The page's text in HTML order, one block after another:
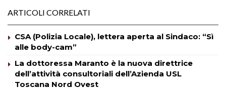
ARTICOLI CORRELATI
CSA (Polizia Locale), lettera aperta al Sindaco: “Sì
alle body-cam”
La dottoressa Maranto è la nuova direttrice
dell’attività consultoriali dell’Azienda USL
Toscana Nord Ovest